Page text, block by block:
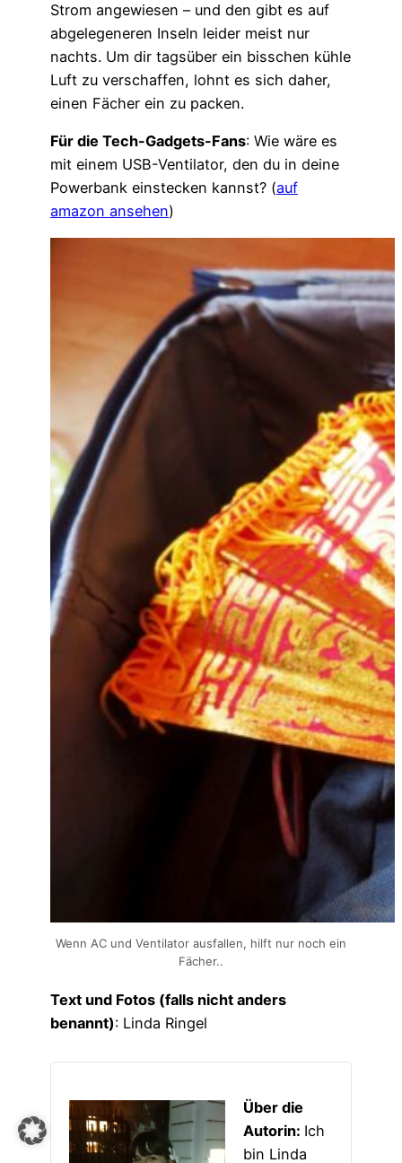
Strom angewiesen – und den gibt es auf
abgelegeneren Inseln leider meist nur
nachts. Um dir tagsüber ein bisschen kühle
Luft zu verschaffen, lohnt es sich daher,
einen Fächer ein zu packen.
Für die Tech-Gadgets-Fans: Wie wäre es
mit einem USB-Ventilator, den du in deine
Powerbank einstecken kannst? (auf
amazon ansehen)
Wenn AC und Ventilator ausfallen, hilft nur noch ein
Fächer..
Text und Fotos (falls nicht anders
benannt): Linda Ringel
Über die
Autorin: Ich
bin Linda